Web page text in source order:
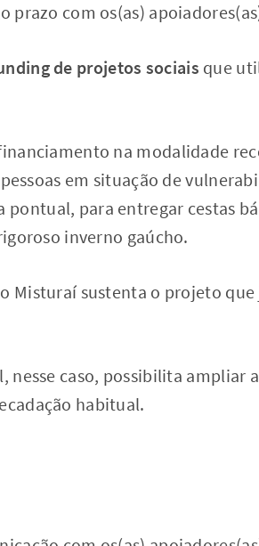
prazo com os(as)
de projetos sociais que
na modalidade
em situação de
para entregar cestas
inverno gaúcho.
Misturaí sustenta o projeto
nesse caso, possibilita ampliar
habitual.